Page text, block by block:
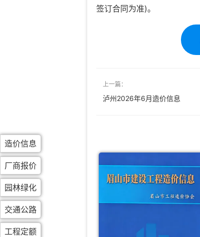
签订合同为准)。
上一篇：
泸州2026年6月造价信息
造价信息
厂商报价
园林绿化
交通公路
工程定额